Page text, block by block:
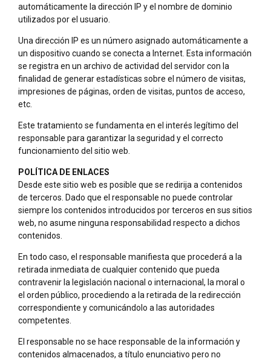
automáticamente la dirección IP y el nombre de dominio
utilizados por el usuario.
Una dirección IP es un número asignado automáticamente a
un dispositivo cuando se conecta a Internet. Esta información
se registra en un archivo de actividad del servidor con la
finalidad de generar estadísticas sobre el número de visitas,
impresiones de páginas, orden de visitas, puntos de acceso,
etc.
Este tratamiento se fundamenta en el interés legítimo del
responsable para garantizar la seguridad y el correcto
funcionamiento del sitio web.
POLÍTICA DE ENLACES
Desde este sitio web es posible que se redirija a contenidos
de terceros. Dado que el responsable no puede controlar
siempre los contenidos introducidos por terceros en sus sitios
web, no asume ninguna responsabilidad respecto a dichos
contenidos.
En todo caso, el responsable manifiesta que procederá a la
retirada inmediata de cualquier contenido que pueda
contravenir la legislación nacional o internacional, la moral o
el orden público, procediendo a la retirada de la redirección
correspondiente y comunicándolo a las autoridades
competentes.
El responsable no se hace responsable de la información y
contenidos almacenados, a título enunciativo pero no